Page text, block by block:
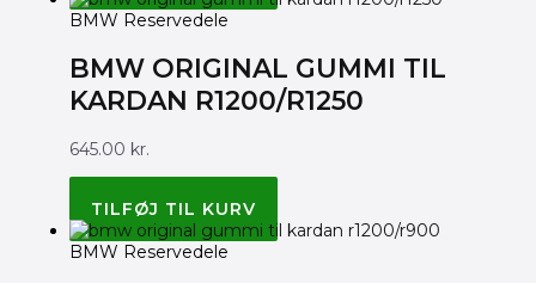
BMW Reservedele
BMW ORIGINAL GUMMI TIL
KARDAN R1200/R1250
645.00 kr.
BMW ORIGINAL 33357708117
TILFØJ TIL KURV
BMW Reservedele